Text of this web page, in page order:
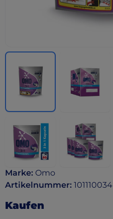
Marke: Omo
Artikelnummer: 101110034
Kaufen